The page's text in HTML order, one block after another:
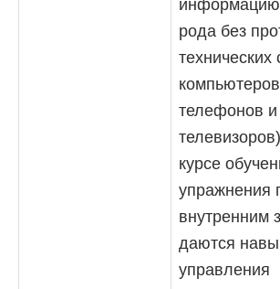
информацию
рода без
технических
телефонов и
курсе
упражнения
внутренним
даются
управления